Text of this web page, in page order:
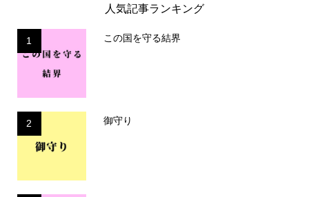
人気記事ランキング
1 この国を守る結界
2 御守り